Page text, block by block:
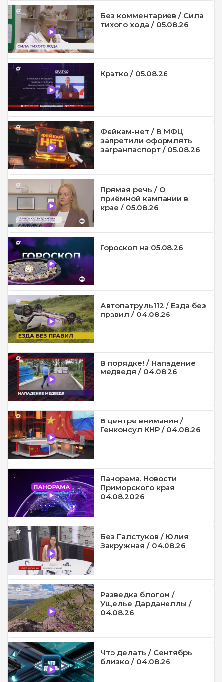
Без комментариев / Сила
тихого хода / 05.08.26
Кратко / 05.08.26
Фейкам-нет / В МФЦ
запретили оформлять
загранпаспорт / 05.08.26
Прямая речь / О
приёмной кампании в
крае / 05.08.26
Гороскоп на 05.08.26
Автопатруль112 / Езда без
правил / 04.08.26
В порядке! / Нападение
медведя / 04.08.26
В центре внимания /
Генконсул КНР / 04.08.26
Панорама. Новости
Приморского края
04.08.2026
Без Галстуков / Юлия
Закружная / 04.08.26
Разведка блогом /
Ущелье Дарданеллы /
04.08.26
Что делать / Сентябрь
близко / 04.08.26